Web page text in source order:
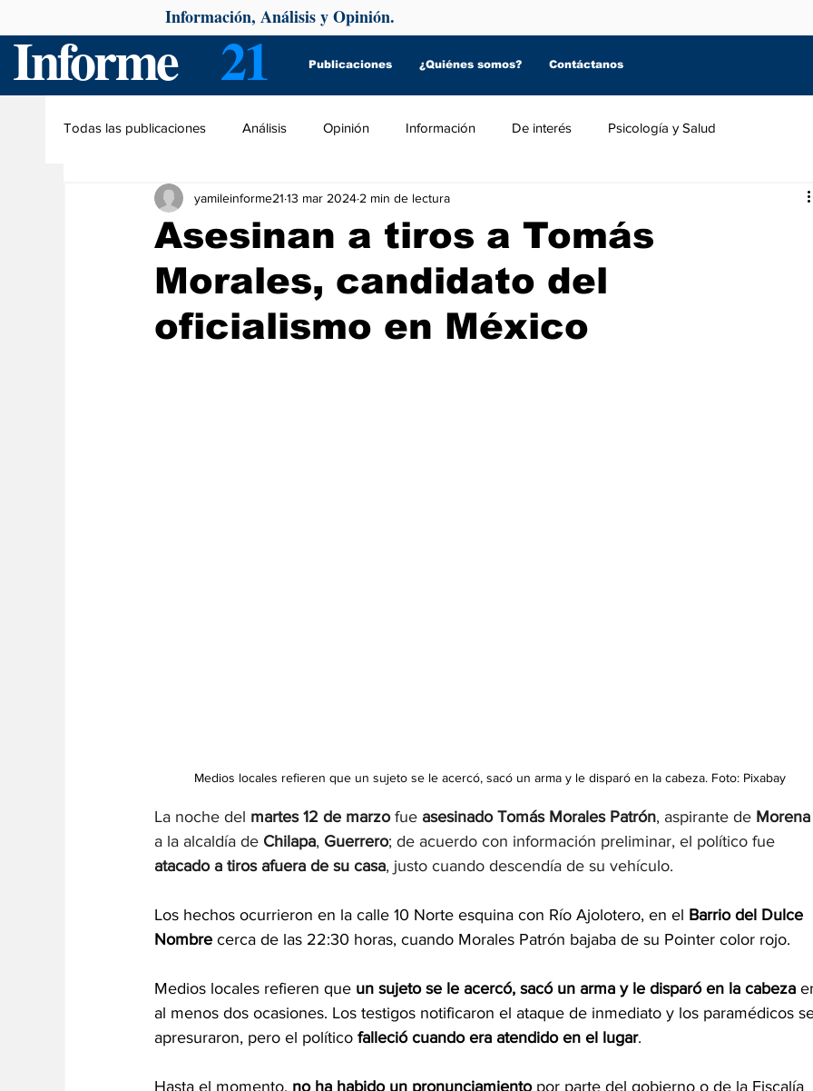
Informe 21 Publicaciones ¿Quiénes somos? Contáctanos
Información, Análisis y Opinión.
Todas las publicaciones Análisis Opinión Información De interés Psicología y Salud
Asesinan a tiros a Tomás
Morales, candidato del
oficialismo en México
yamileinforme21 13 mar 2024 2 min de lectura
Medios locales refieren que un sujeto se le acercó, sacó un arma y le disparó en la cabeza. Foto: Pixabay
La noche del martes 12 de marzo fue asesinado Tomás Morales Patrón, aspirante de Morena
a la alcaldía de Chilapa, Guerrero; de acuerdo con información preliminar, el político fue
atacado a tiros afuera de su casa, justo cuando descendía de su vehículo.
Los hechos ocurrieron en la calle 10 Norte esquina con Río Ajolotero, en el Barrio del Dulce
Nombre cerca de las 22:30 horas, cuando Morales Patrón bajaba de su Pointer color rojo.
Medios locales refieren que un sujeto se le acercó, sacó un arma y le disparó en la cabeza
al menos dos ocasiones. Los testigos notificaron el ataque de inmediato y los paramédicos
apresuraron, pero el político falleció cuando era atendido en el lugar.
Hasta el momento, no ha habido un pronunciamiento por parte del gobierno o de la Fiscalía